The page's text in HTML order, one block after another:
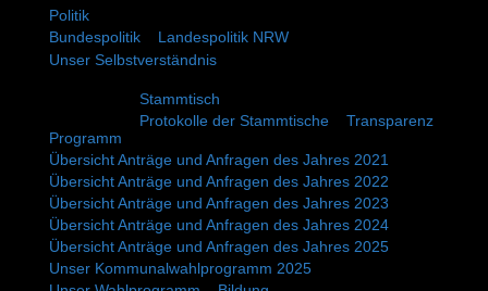
Politik
Bundespolitik
Landespolitik NRW
Unser Selbstverständnis
Programm
Stammtisch
Protokolle der Stammtische
Transparenz
Übersicht Anträge und Anfragen des Jahres 2021
Übersicht Anträge und Anfragen des Jahres 2022
Übersicht Anträge und Anfragen des Jahres 2023
Übersicht Anträge und Anfragen des Jahres 2024
Übersicht Anträge und Anfragen des Jahres 2025
Unser Kommunalwahlprogramm 2025